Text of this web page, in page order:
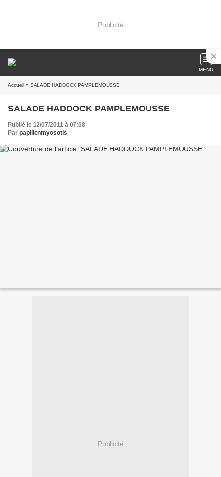
Publicité
MENU
Accueil » SALADE HADDOCK PAMPLEMOUSSE
SALADE HADDOCK PAMPLEMOUSSE
Publié le 12/07/2011 à 07:08
Par papillonmyosotis
Publicité